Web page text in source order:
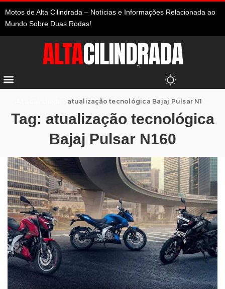
Motos de Alta Cilindrada – Notícias e Informações Relacionada ao
Mundo Sobre Duas Rodas!
atualização tecnológica Bajaj Pulsar N160
Tag: atualização tecnológica
Bajaj Pulsar N160